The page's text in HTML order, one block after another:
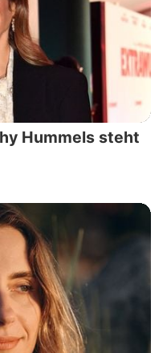
Hummels steht